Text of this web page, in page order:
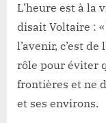
L’heure est à la
disait Voltaire :
l’avenir, c’est
rôle pour éviter
frontières et ne
et ses environs.